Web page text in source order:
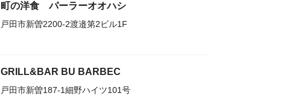
町の洋食 パーラーオオハシ
戸田市新曽2200-2渡邉第2ビル1F
GRILL&BAR BU BARBEC
戸田市新曽187-1細野ハイツ101号